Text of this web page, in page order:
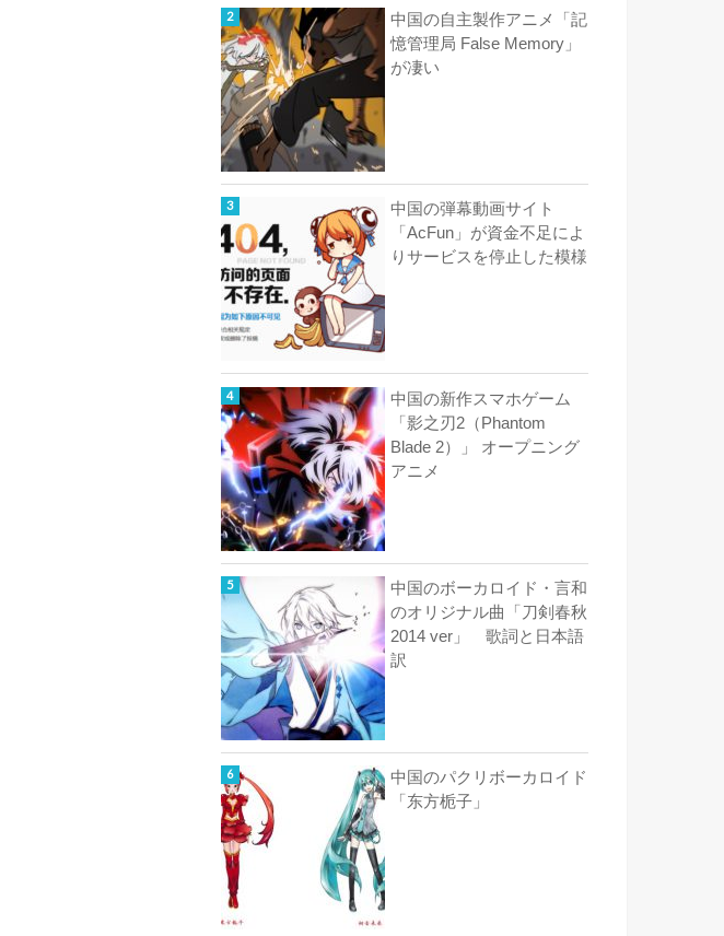
中国の自主製作アニメ「記
憶管理局 False Memory」
が凄い
中国の弾幕動画サイト
「AcFun」が資金不足によ
りサービスを停止した模様
中国の新作スマホゲーム
「影之刃2（Phantom
Blade 2）」 オープニング
アニメ
中国のボーカロイド・言和
のオリジナル曲「刀剣春秋
2014 ver」 歌詞と日本語
訳
中国のパクリボーカロイド
「东方栀子」